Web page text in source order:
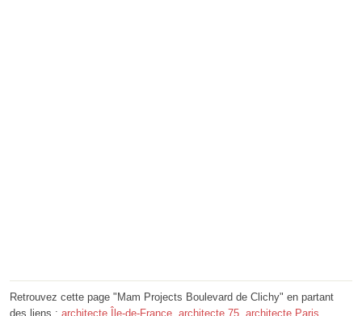
Retrouvez cette page "Mam Projects Boulevard de Clichy" en partant
des liens : architecte Île-de-France architecte 75 architecte Paris